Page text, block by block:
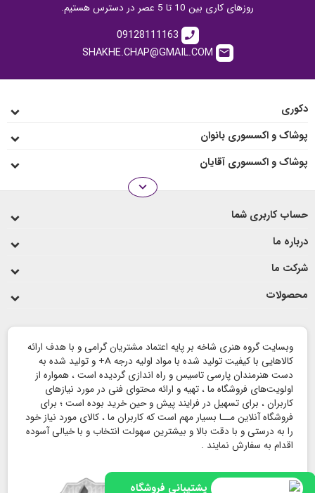
روزهای کاری بین 10 تا 5 عصر در دسترس هستیم.
call
09128111163
email
دکوری
پوشاک و اکسسوری بانوان
پوشاک و اکسسوری آقایان
انواع رو میزی
لیوان و ماگ
expand_more
حساب کاربری شما
درباره ما
شرکت ما
محصولات
پشتیبانی فروشگاه
وبسایت گروه هنری شاخه بر پایه اعتماد مشتریان گرامی و با هدف ارائه
کالاهایی با کیفیت تولید شده با مواد اولیه درجه A+ و تولید شده به
دست هنرمندان پارسی تاسیس و راه اندازی گردیده است ، همواره از
اولویت‌های فروشگاه ما ، تهیه و ارائه محتوای فنی در مورد نیازهای
کاربران ، برای تسهیل در فرایند پیش و حین خرید بوده است ؛ برای
فروشگاه آنلاین مــا بسیار مهم است که کاربران ما ، کالای مورد نیاز خود
را به درستی و با دقت بالا و بیشترین سهولت انتخاب و با خیالی آسوده
اقدام به سفارش نمایند .